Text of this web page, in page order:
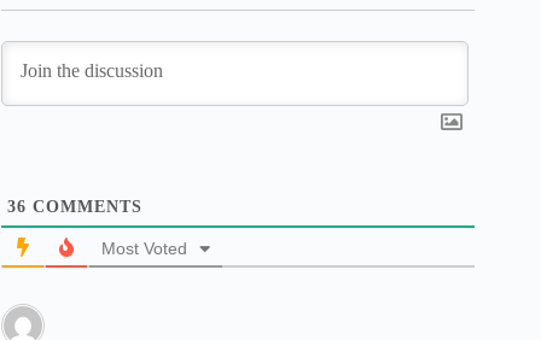
36 COMMENTS
Most Voted